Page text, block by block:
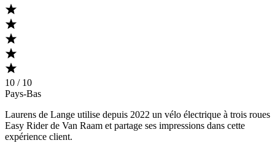
10 / 10
Pays-Bas
Laurens de Lange utilise depuis 2022 un vélo électrique à trois roues
Easy Rider de Van Raam et partage ses impressions dans cette
expérience client.